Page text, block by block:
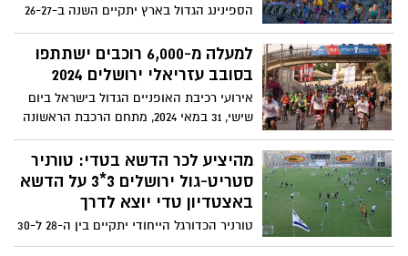
הספינינג הגדול בארץ יתקיים השנה ב-26-27
ביוני מול חומות העיר העתיקה
למעלה מ-6,000 רוכבים ישתתפו
בסובב עזריאלי ירושלים 2024
אירועי רכיבת האופניים הגדול בישראל ביום
שישי, 31 במאי 2024, מתחם הרכבת הראשונה
בירושלים מסלולי הרכיבה: 50 ק"מ, 30 ק"מ, 15
ק"מ ו-8 ק"מ שיעברו דרך הנופים ההיסטוריים
והמרהיבים של העיר ירושלים והסביבה*
מהיציע לכר הדשא בטדי: טורניר
סטריט-גול ירושלים 3*3 על הדשא
באצטדיון טדי יוצא לדרך
טורניר הכדורגל הייחודי יתקיים בין ה-28 ל-30
במאי 2024